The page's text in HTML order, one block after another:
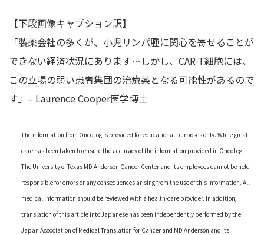
【下段画像キャプション訳】
「製薬会社の多くが、小児リンパ腫に関心を寄せることが
できない経済状況にあります…しかし、CAR-T細胞には、
この立場の弱い患者集団の治療薬となる可能性があるので
す」– Laurence Cooper医学博士
The information from OncoLog is provided for educational purposes only. While great
care has been taken to ensure the accuracy of the information provided in OncoLog,
The University of Texas MD Anderson Cancer Center and its employees cannot be held
responsible for errors or any consequences arising from the use of this information. All
medical information should be reviewed with a health-care provider. In addition,
translation of this article into Japanese has been independently performed by the
Japan Association of Medical Translation for Cancer and MD Anderson and its